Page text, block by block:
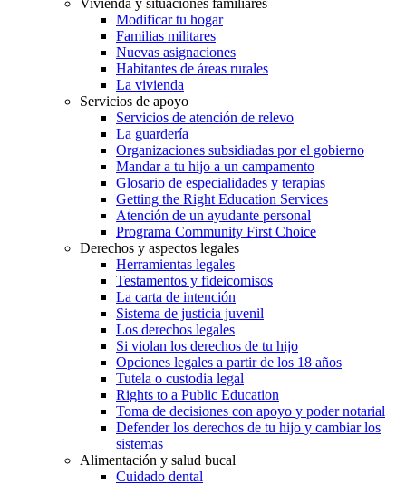
Modificar tu hogar
Familias militares
Nuevas asignaciones
Habitantes de áreas rurales
La vivienda
Servicios de apoyo
Servicios de atención de relevo
La guardería
Organizaciones subsidiadas por el gobierno
Mandar a tu hijo a un campamento
Glosario de especialidades y terapias
Getting the Right Education Services
Atención de un ayudante personal
Programa Community First Choice
Derechos y aspectos legales
Herramientas legales
Testamentos y fideicomisos
La carta de intención
Sistema de justicia juvenil
Los derechos legales
Si violan los derechos de tu hijo
Opciones legales a partir de los 18 años
Tutela o custodia legal
Rights to a Public Education
Toma de decisiones con apoyo y poder notarial
Defender los derechos de tu hijo y cambiar los
sistemas
Alimentación y salud bucal
Cuidado dental